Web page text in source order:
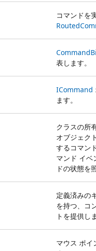
コマンドを
表します。
ICommand
ます。
クラスの所
オブジェク
するコマン
マンド イベ
ドの状態を
定義済みの
を持つ、コ
トを提供し
マウス ポイ